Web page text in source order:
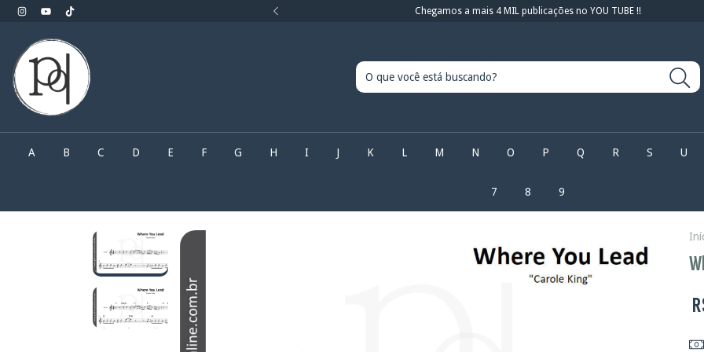
Faça o seu pedido pelo What'sApp Chegamos a mais 4 MIL publicações no YOU TUBE !!
A B C D E F G H I J K L M N O P Q R S U
7 8 9